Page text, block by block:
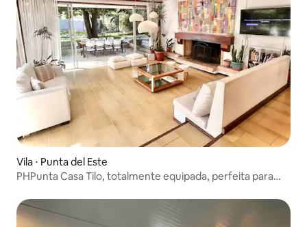
Vila ⋅ Punta del Este
PHPunta Casa Tilo, totalmente equipada, perfeita para